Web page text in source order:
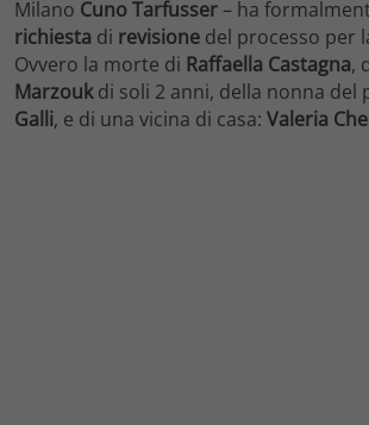
Milano Cuno Tarfusser– ha
richiesta di revisione del processo per
Ovvero la morte di Raffaella Castagna,
Marzoukdi soli 2 anni, della nonna del
Galli, e di una vicina di casa: Valeria